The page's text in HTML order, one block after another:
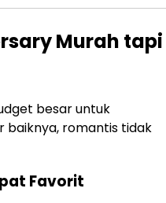
Murah tapi
besar untuk
baiknya, romantis tidak
Favorit